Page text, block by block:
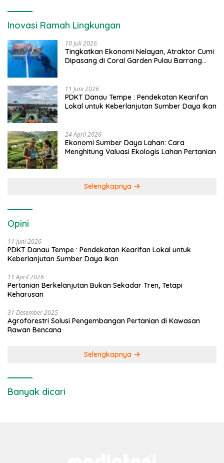
Inovasi Ramah Lingkungan
10 Juli 2026
Tingkatkan Ekonomi Nelayan, Atraktor Cumi
Dipasang di Coral Garden Pulau Barrang
11 Juni 2026
PDKT Danau Tempe : Pendekatan Kearifan
Lokal untuk Keberlanjutan Sumber Daya Ikan
24 April 2026
Ekonomi Sumber Daya Lahan: Cara
Menghitung Valuasi Ekologis Lahan Pertanian
Selengkapnya
Opini
11 Juni 2026
PDKT Danau Tempe : Pendekatan Kearifan Lokal untuk
Keberlanjutan Sumber Daya Ikan
11 April 2026
Pertanian Berkelanjutan Bukan Sekadar Tren, Tetapi
Keharusan
31 Desember 2025
Agroforestri Solusi Pengembangan Pertanian di Kawasan
Rawan Bencana
Selengkapnya
Banyak dicari